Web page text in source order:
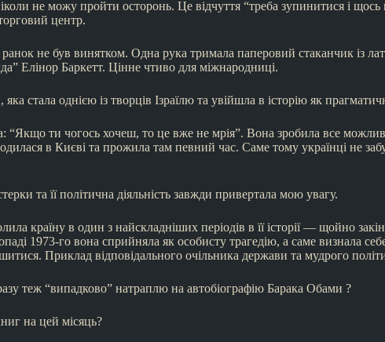
не можу пройти осторонь. Це відчуття “треба зупинитися і
центр.
не був винятком. Одна рука тримала паперовий стаканчик із
Елінор Баркетт. Цінне чтиво для міжнародниці.
стала однією із творців Ізраїлю та увійшла в історію як
“Якщо ти чогось хочеш, то це вже не мрія”. Вона зробила все
в Києві та прожила там певний час. Саме тому українці не
та її політична діяльність завжди привертала мою увагу.
країну в один з найскладніших періодів в її історії — щойно
1973-го вона сприйняла як особисту трагедію, а саме визнала
Приклад відповідального очільника держави та мудрого
теж “випадково” натраплю на автобіографію Барака Обами ?
на цей місяць?